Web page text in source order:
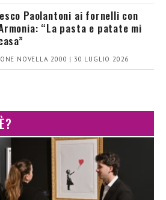
Paolantoni ai fornelli con
“La pasta e patate mi
NOVELLA 2000 | 30 LUGLIO 2026